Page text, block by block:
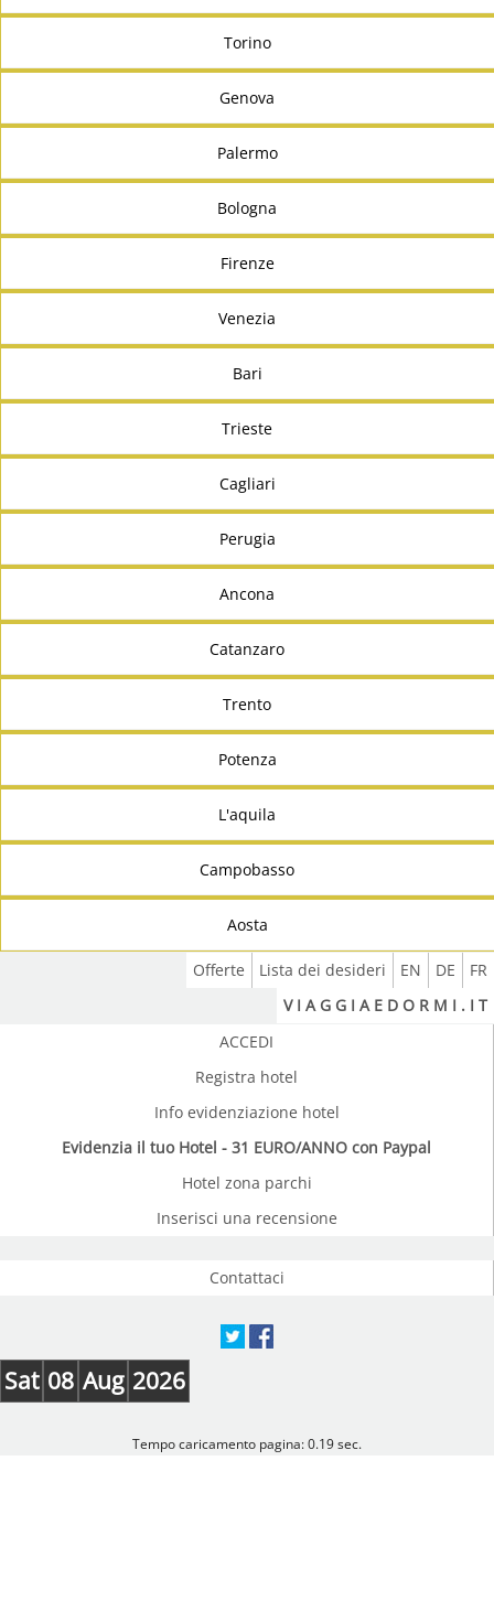
Torino
Genova
Palermo
Bologna
Firenze
Venezia
Bari
Trieste
Cagliari
Perugia
Ancona
Catanzaro
Trento
Potenza
L'aquila
Campobasso
Aosta
FR
DE
EN
Lista dei desideri
Offerte
V I A G G I A E D O R M I . I T
ACCEDI
Registra hotel
Info evidenziazione hotel
Evidenzia il tuo Hotel - 31 EURO/ANNO con Paypal
Hotel zona parchi
Inserisci una recensione
Contattaci
Sat 08 Aug 2026
Tempo caricamento pagina: 0.19 sec.